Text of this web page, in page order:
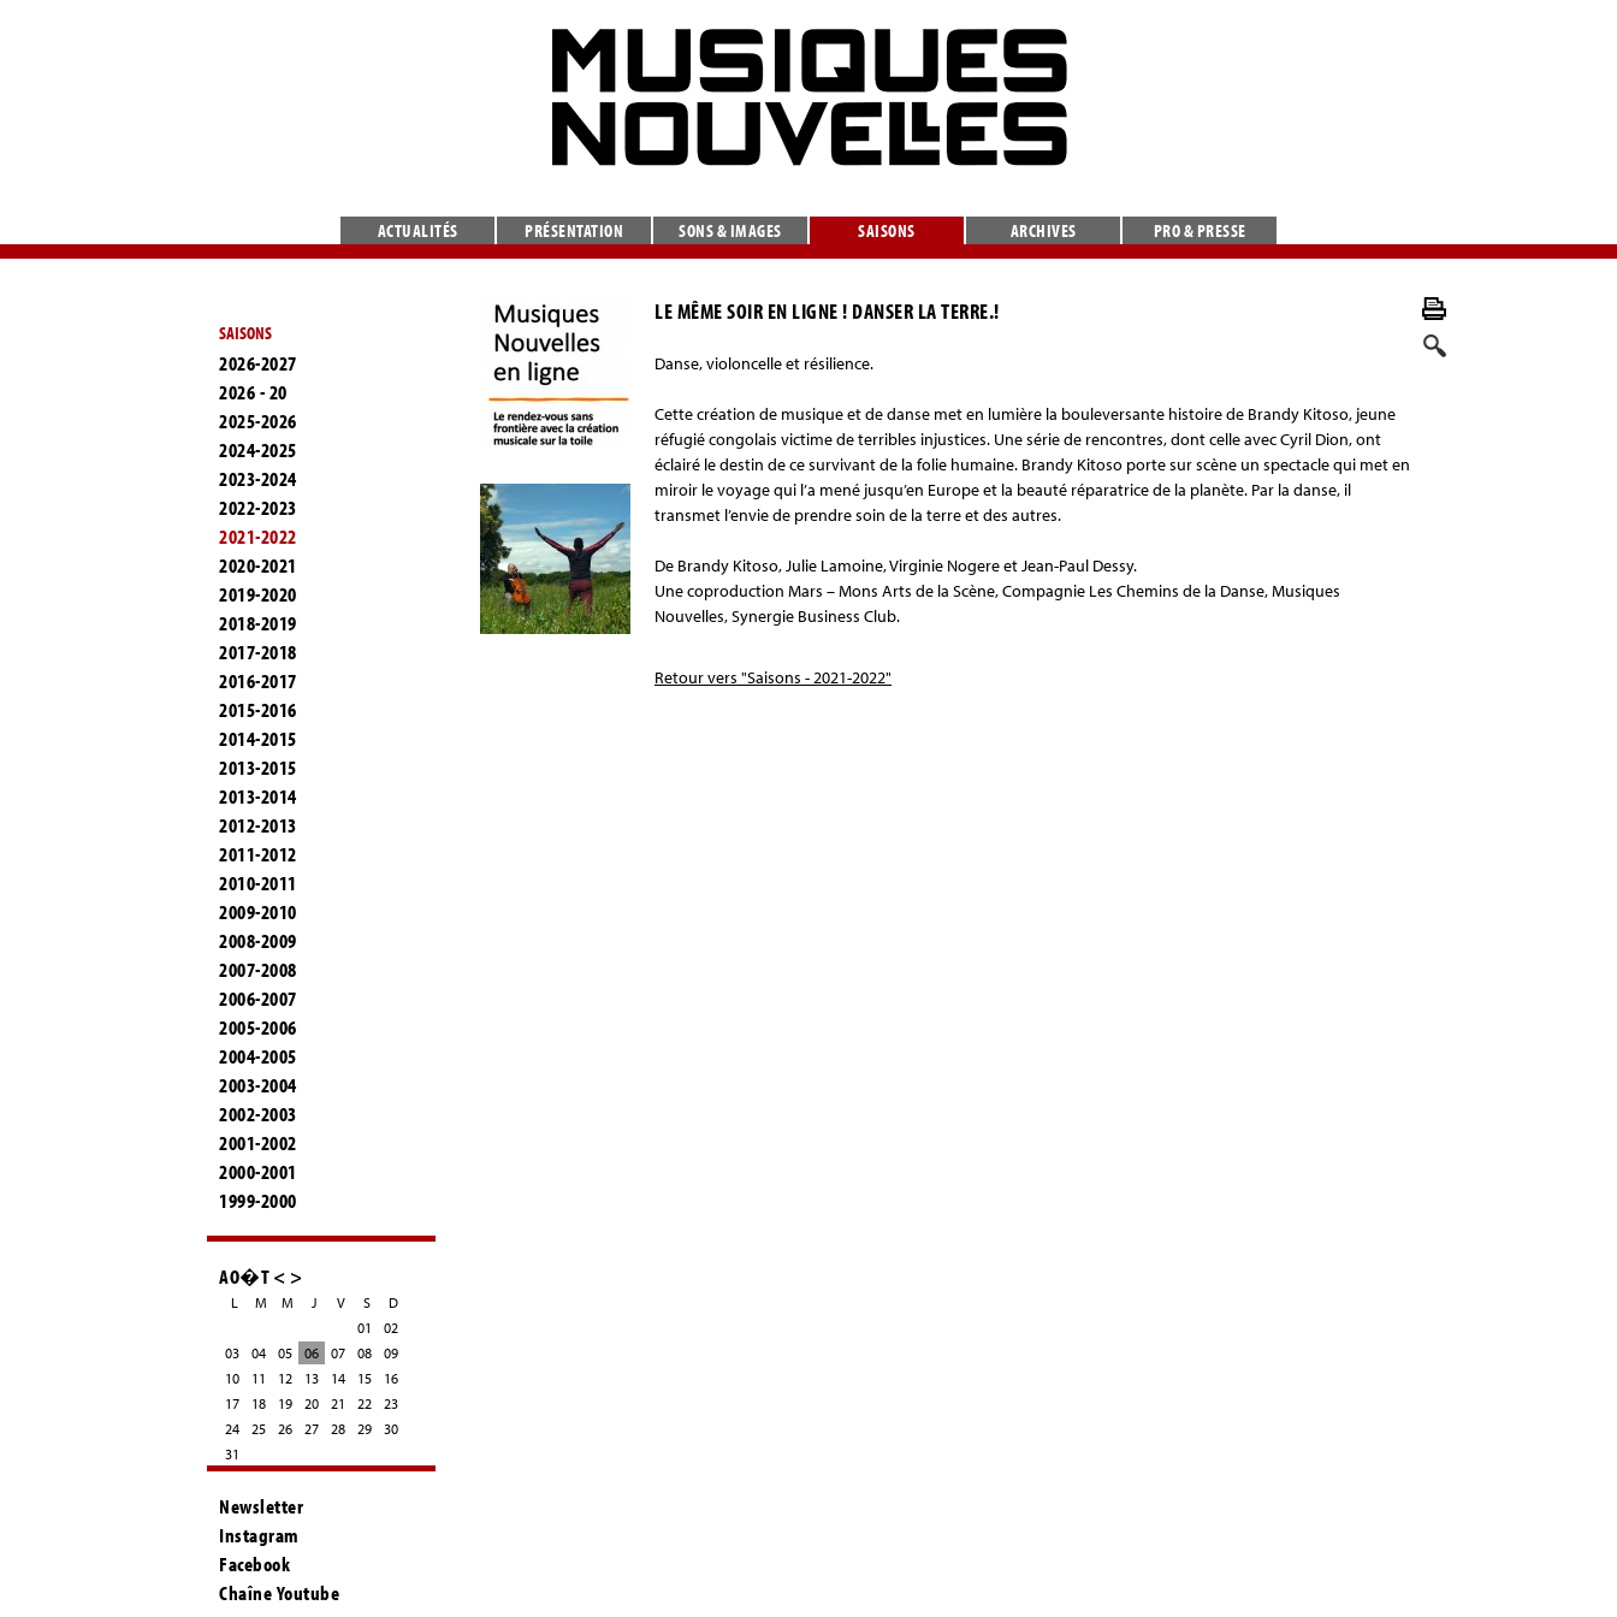
ACTUALITÉS PRÉSENTATION SONS & IMAGES SAISONS ARCHIVES PRO & PRESSE
SAISONS
2026-2027
2026 - 20
2025-2026
2024-2025
2023-2024
2022-2023
2021-2022
2020-2021
2019-2020
2018-2019
2017-2018
2016-2017
2015-2016
2014-2015
2013-2015
2013-2014
2012-2013
2011-2012
2010-2011
2009-2010
2008-2009
2007-2008
2006-2007
2005-2006
2004-2005
2003-2004
2002-2003
2001-2002
2000-2001
1999-2000
AO�T< >
L M M J V S
D
01
02
03
04 05 06 07 08
09
10
11 12 13 14 15
16
17
18 19 20 21 22
23
24
25 26 27 28 29
30
31
Newsletter
Instagram
Facebook
Chaîne Youtube
LE MÊME SOIR EN LIGNE ! DANSER LA TERRE.!
Danse, violoncelle et résilience.
Cette création de musique et de danse met en lumière la bouleversante histoire de Brandy Kitoso, jeune
réfugié congolais victime de terribles injustices. Une série de rencontres, dont celle avec Cyril Dion, ont
éclairé le destin de ce survivant de la folie humaine. Brandy Kitoso porte sur scène un spectacle qui met en
miroir le voyage qui l’a mené jusqu’en Europe et la beauté réparatrice de la planète. Par la danse, il
transmet l’envie de prendre soin de la terre et des autres.
De Brandy Kitoso, Julie Lamoine,Virginie Nogere et Jean-Paul Dessy.
Une coproduction Mars – Mons Arts de la Scène, Compagnie Les Chemins de la Danse, Musiques
Nouvelles, Synergie Business Club.
Retour vers "Saisons - 2021-2022"